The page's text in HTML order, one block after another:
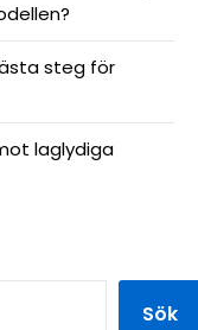
steg för
laglydiga
Sök